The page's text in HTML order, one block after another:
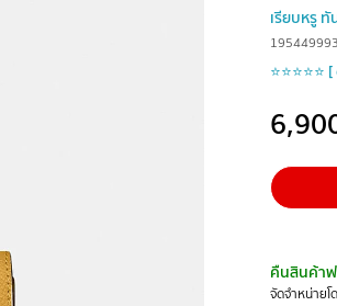
เรียบหรู
คืนสินค้าฟ
จัดจำหน่าย